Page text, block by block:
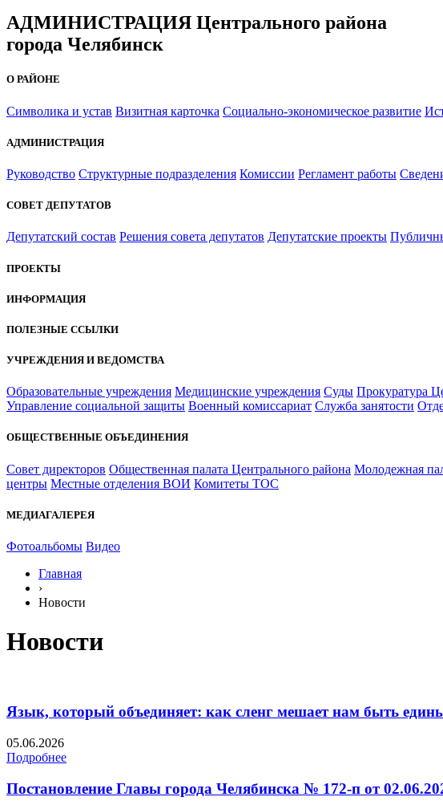
АДМИНИСТРАЦИЯ Центрального района
города Челябинск
О РАЙОНЕ
Символика и устав Визитная карточка Социально-экономическое развитие
АДМИНИСТРАЦИЯ
Руководство Структурные подразделения Комиссии Регламент работы
СОВЕТ ДЕПУТАТОВ
Депутатский состав Решения совета депутатов Депутатские проекты
ПРОЕКТЫ
ИНФОРМАЦИЯ
ПОЛЕЗНЫЕ ССЫЛКИ
УЧРЕЖДЕНИЯ И ВЕДОМСТВА
Образовательные учреждения Медицинские учреждения Суды Прокуратура
Управление социальной защиты Военный комиссариат Служба занятости
ОБЩЕСТВЕННЫЕ ОБЪЕДИНЕНИЯ
Совет директоров Общественная палата Центрального района Молодежная
центры Местные отделения ВОИ Комитеты ТОС
МЕДИАГАЛЕРЕЯ
Фотоальбомы Видео
Главная
›
Новости
Новости
Язык, который объединяет: как сленг мешает нам быть
05.06.2026
Подробнее
Постановление Главы города Челябинска № 172-п от